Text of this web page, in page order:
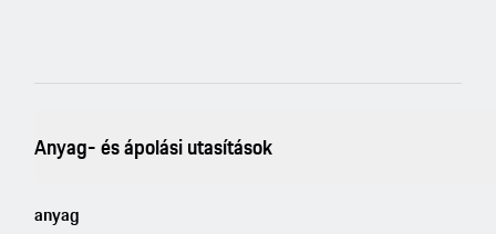
Anyag- és ápolási utasítások
anyag